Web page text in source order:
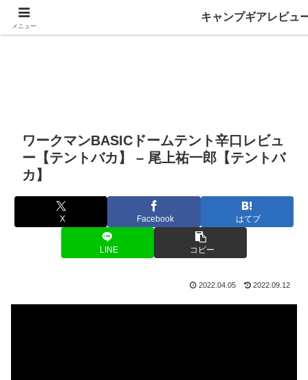
ワークマンBASICドームテント辛口レビュ
ー【テントバカ】 – 尾上祐一郎【テントバ
カ】
X Facebook はてブ
LINE コピー
2022.04.05 2022.09.12
メニュー
キャンプギアレビュ